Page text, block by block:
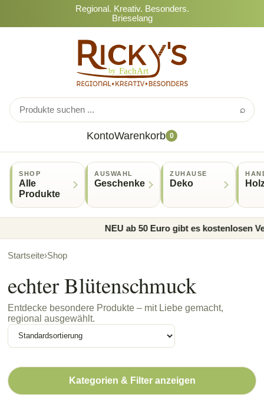
Regional. Kreativ. Besonders.
Brieselang
⌕
KontoWarenkorb 0
SHOP
Alle
Produkte
AUSWAHL
Geschenke
ZUHAUSE
Deko
NEU ab 50 Euro gibt es kostenlosen
Startseite›Shop
echter Blütenschmuck
Entdecke besondere Produkte – mit Liebe gemacht,
regional ausgewählt.
Kategorien & Filter anzeigen